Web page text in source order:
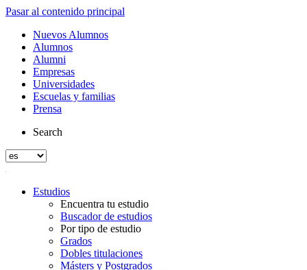
Pasar al contenido principal
Nuevos Alumnos
Alumnos
Alumni
Empresas
Universidades
Escuelas y familias
Prensa
Search
Estudios
Encuentra tu estudio
Buscador de estudios
Por tipo de estudio
Grados
Dobles titulaciones
Másters y Postgrados